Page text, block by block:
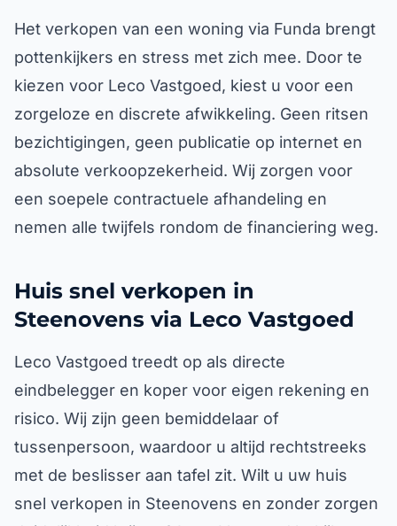
Het verkopen van een woning via Funda brengt
pottenkijkers en stress met zich mee. Door te
kiezen voor Leco Vastgoed, kiest u voor een
zorgeloze en discrete afwikkeling. Geen ritsen
bezichtigingen, geen publicatie op internet en
absolute verkoopzekerheid. Wij zorgen voor
een soepele contractuele afhandeling en
nemen alle twijfels rondom de financiering weg.
Huis snel verkopen in
Steenovens via Leco Vastgoed
Leco Vastgoed treedt op als directe
eindbelegger en koper voor eigen rekening en
risico. Wij zijn geen bemiddelaar of
tussenpersoon, waardoor u altijd rechtstreeks
met de beslisser aan tafel zit. Wilt u uw huis
snel verkopen in Steenovens en zonder zorgen